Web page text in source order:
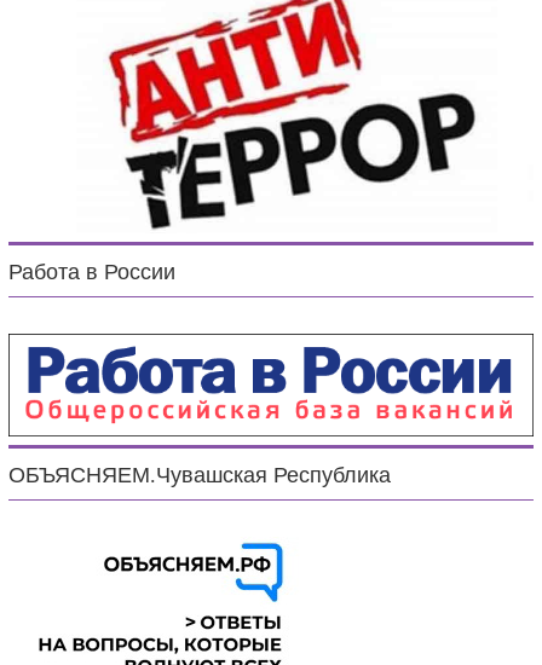
Работа в России
ОБЪЯСНЯЕМ.Чувашская Республика